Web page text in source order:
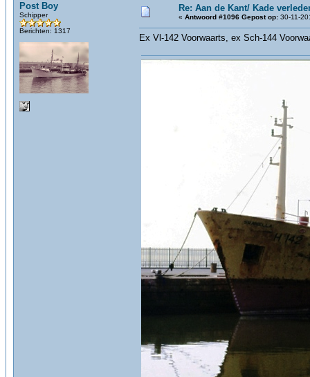
Post Boy
Schipper
Berichten: 1317
Re: Aan de Kant/ Kade
« Antwoord #1096 Gepost op: 30-11-
Ex Vl-142 Voorwaarts, ex Sch-144